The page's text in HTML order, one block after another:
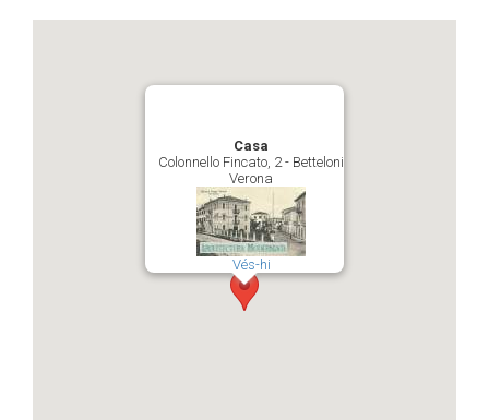
Casa
Colonnello Fincato, 2 - Betteloni
Verona
Vés-hi